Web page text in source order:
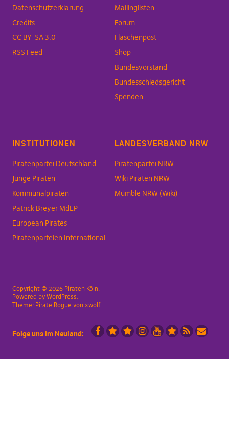
Datenschutzerklärung
Credits
CC BY-SA 3.0
RSS Feed
Mailinglisten
Forum
Flaschenpost
Shop
Bundesvorstand
Bundesschiedsgericht
Spenden
INSTITUTIONEN
Piratenpartei Deutschland
Junge Piraten
Kommunalpiraten
Patrick Breyer MdEP
European Pirates
Piratenparteien International
LANDESVERBAND NRW
Piratenpartei NRW
Wiki Piraten NRW
Mumble NRW (Wiki)
Copyright © 2026 Piraten Köln
Powered by WordPress
Theme: Pirate Rogue von xwolf
Folge uns im Neuland: